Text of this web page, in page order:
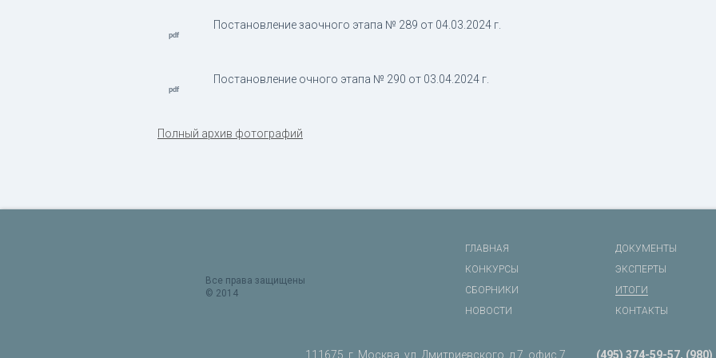
Постановление заочного этапа № 289 от 04.03.2024 г.
Постановление очного этапа № 290 от 03.04.2024 г.
Полный архив фотографий
Все права защищены
© 2014
ГЛАВНАЯ
ДОКУМЕНТЫ
КОНКУРСЫ
ЭКСПЕРТЫ
СБОРНИКИ
ИТОГИ
НОВОСТИ
КОНТАКТЫ
111675, г. Москва, ул. Дмитриевского, д.7, офис 7 (495) 374-59-57,